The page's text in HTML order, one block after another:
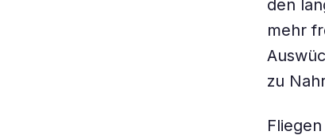
den
mehr
zu